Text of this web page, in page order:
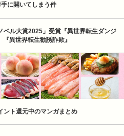
に開いてしまう件
ル大賞2025」受賞『異世界転生ダンジ
異世界転生勧誘詐欺』
ント還元中のマンガまとめ